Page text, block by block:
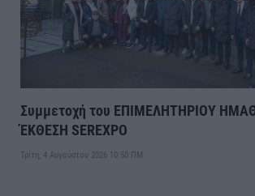
Συμμετοχή του ΕΠΙΜΕΛΗΤΗΡΙΟΥ
ΈΚΘΕΣΗ SEREXPO
Τρίτη, 4 Αυγούστου 2026 10:50 ΠΜ